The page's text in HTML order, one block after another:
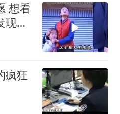
现了
疯狂